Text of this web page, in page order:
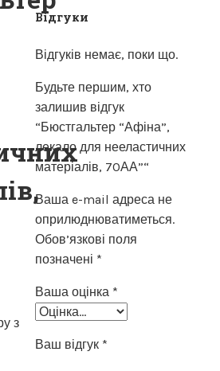
з
Відгуки
Відгуків немає, поки що.
Будьте першим, хто
залишив відгук
“Бюстгальтер “Афіна”,
лекало для нееластичних
матеріалів, 70АА”“
Ваша e-mail адреса не
оприлюднюватиметься.
Обов’язкові поля
позначені *
Ваша оцінка *
Ваш відгук *